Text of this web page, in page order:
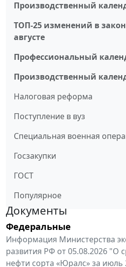
Производственный
ТОП-25 изменений в
августе
Профессиональный
Производственный
Налоговая реформа
Поступление в вуз
Специальная военная
Госзакупки
ГОСТ
Популярное
Документы
Федеральные
Информация Министерства
развития РФ от 05.08.2026 "О
нефти сорта «Юралс» за июль